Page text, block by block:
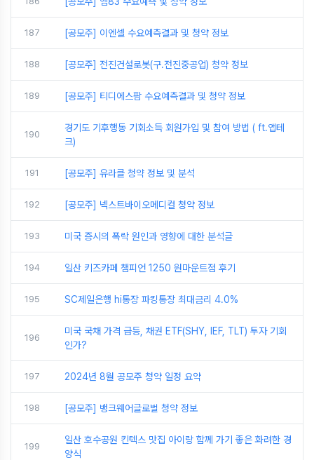
187 [공모주] 이엔셀 수요예측결과 및 청약 정보
188 [공모주] 전진건설로봇(구.전진중공업) 청약 정보
189 [공모주] 티디에스팜 수요예측결과 및 청약 정보
190
경기도 기후행동 기회소득 회원가입 및 참여 방법 ( ft.앱테
크)
191 [공모주] 유라클 청약 정보 및 분석
192 [공모주] 넥스트바이오메디컬 청약 정보
193 미국 증시의 폭락 원인과 영향에 대한 분석글
194 일산 키즈카페 챔피언 1250 원마운트점 후기
195 SC제일은행 hi통장 파킹통장 최대금리 4.0%
196
미국 국채 가격 급등, 채권 ETF(SHY, IEF, TLT) 투자 기회
인가?
197 2024년 8월 공모주 청약 일정 요약
198 [공모주] 뱅크웨어글로벌 청약 정보
199
일산 호수공원 킨텍스 맛집 아이랑 함께 가기 좋은 화려한 경
양식